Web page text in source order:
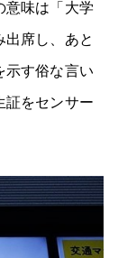
意味は「大学
席し、あと
示す俗な言い
証をセンサー